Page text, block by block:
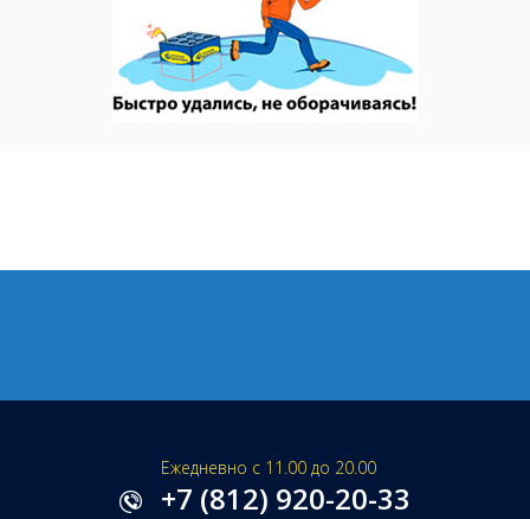
Ежедневно с 11.00 до 20.00
+7 (812) 920-20-33